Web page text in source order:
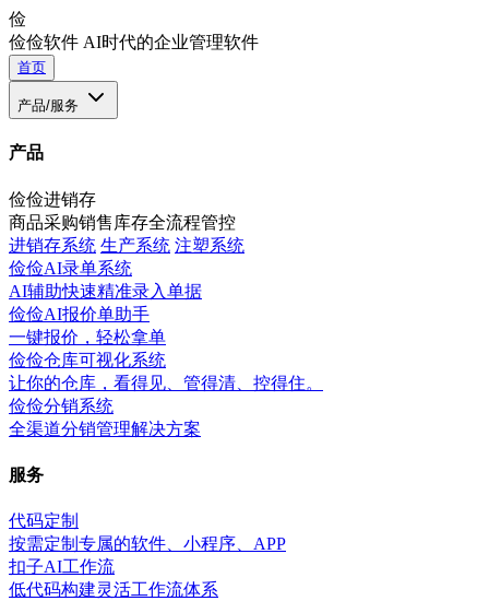
俭
俭俭软件 AI时代的企业管理软件
首页
产品/服务
产品
俭俭进销存
商品采购销售库存全流程管控
进销存系统 生产系统 注塑系统
俭俭AI录单系统
AI辅助快速精准录入单据
俭俭AI报价单助手
一键报价，轻松拿单
俭俭仓库可视化系统
让你的仓库，看得见、管得清、控得住。
俭俭分销系统
全渠道分销管理解决方案
服务
代码定制
按需定制专属的软件、小程序、APP
扣子AI工作流
低代码构建灵活工作流体系